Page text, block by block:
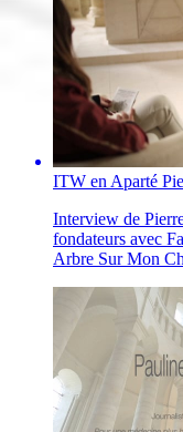
ITW en Aparté
Interview de
fondateurs avec
Arbre Sur Mon